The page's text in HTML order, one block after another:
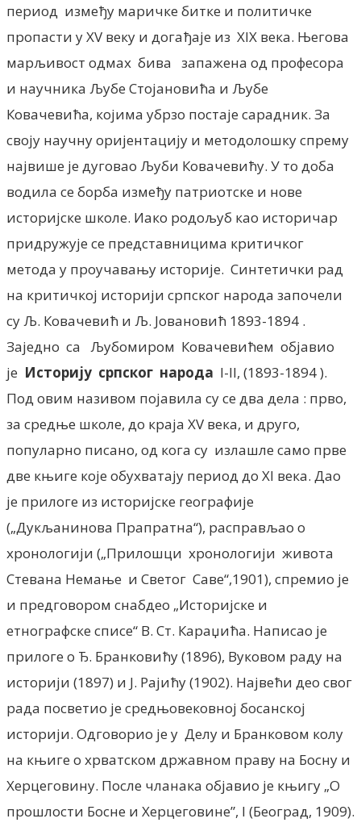
период између маричке битке и политичке
пропасти у XV веку и догађаје из XIX века. Његова
марљивост одмах бива запажена од професора
и научника Љубе Стојановића и Љубе
Ковачевића, којима убрзо постаје сарадник. За
своју научну оријентацију и методолошку спрему
највише је дуговао Љуби Ковачевићу. У то доба
водила се борба између патриотске и нове
историјске школе. Иако родољуб као историчар
придружује се представницима критичког
метода у проучавању историје. Синтетички рад
на критичкој историји српског народа започели
су Љ. Ковачевић и Љ. Јовановић 1893-1894 .
Заједно са Љубомиром Ковачевићем објавио
је Историју српског народа I-II, (1893-1894 ).
Под овим називом појавила су се два дела : прво,
за средње школе, до краја XV века, и друго,
популарно писано, од кога су излашле само прве
две књиге које обухватају период до XI века. Дао
је прилоге из историјске географије
(„Дукљанинова Прапратна“), расправљао о
хронологији („Прилошци хронологији живота
Стевана Немање и Светог Саве“,1901), спремио је
и предговором снабдео „Историјске и
етнографске списе“ В. Ст. Караџића. Написао је
прилоге о Ђ. Бранковићу (1896), Вуковом раду на
историји (1897) и Ј. Рајићу (1902). Највећи део свог
рада посветио је средњовековној босанској
историји. Одговорио је у Делу и Бранковом колу
на књиге о хрватском државном праву на Босну и
Херцеговину. После чланака објавио је књигу „О
прошлости Босне и Херцеговине”, I (Београд, 1909).